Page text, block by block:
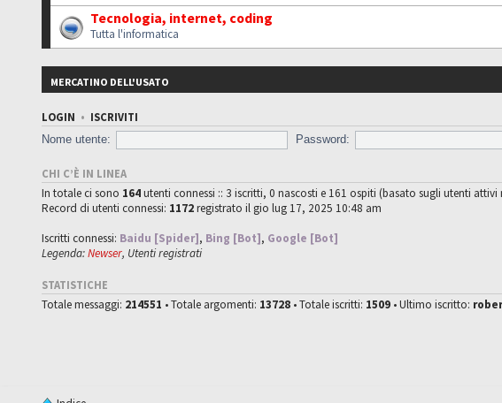
Tecnologia, internet, coding
Tutta l'informatica
MERCATINO DELL'USATO
LOGIN • ISCRIVITI
Nome utente:
Password:
CHI C’È IN LINEA
In totale ci sono 164utenti connessi :: 3 iscritti, 0 nascosti e 161 ospiti (basato sugli utenti
Record di utenti connessi: 1172registrato il gio lug 17, 2025 10:48 am
Iscritti connessi: Baidu [Spider], Bing [Bot], Google [Bot]
Legenda:Newser, Utenti registrati
STATISTICHE
Totale messaggi: 214551 • Totale argomenti: 13728 • Totale iscritti: 1509 • Ultimo iscritto: